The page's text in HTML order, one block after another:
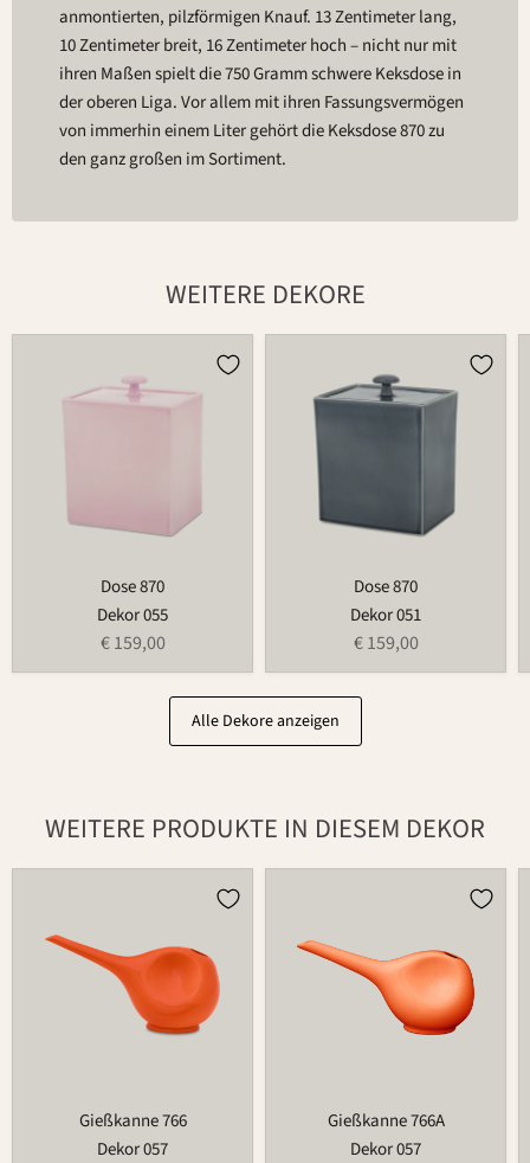
anmontierten, pilzförmigen Knauf. 13 Zentimeter lang,
10 Zentimeter breit, 16 Zentimeter hoch – nicht nur mit
ihren Maßen spielt die 750 Gramm schwere Keksdose in
der oberen Liga. Vor allem mit ihren Fassungsvermögen
von immerhin einem Liter gehört die Keksdose 870 zu
den ganz großen im Sortiment.
WEITERE DEKORE
Dose 870
Dekor 055
€ 159,00
Dose 870
Dekor 051
€ 159,00
Alle Dekore anzeigen
WEITERE PRODUKTE IN DIESEM DEKOR
Gießkanne 766
Dekor 057
Gießkanne 766A
Dekor 057